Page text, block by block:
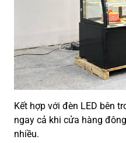
Kết hợp với đèn LED bên
ngay cả khi cửa hàng
nhiều.